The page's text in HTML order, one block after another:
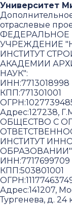
Университет
отраслевые
ФЕДЕРАЛЬНОЕ
УЧРЕЖДЕНИЕ
ИНСТИТУТ
АКАДЕМИИ
НАУК":
ИНН:7713018998
КПП:771301001
ОГРН:
Адрес:127238,
ОБЩЕСТВО С
ИНСТИТУТ
ОБРАЗОВАНИИ"
ИНН:7717699709
КПП:503801001
ОГРН:
Адрес:141207,
Тургенева, д. 24